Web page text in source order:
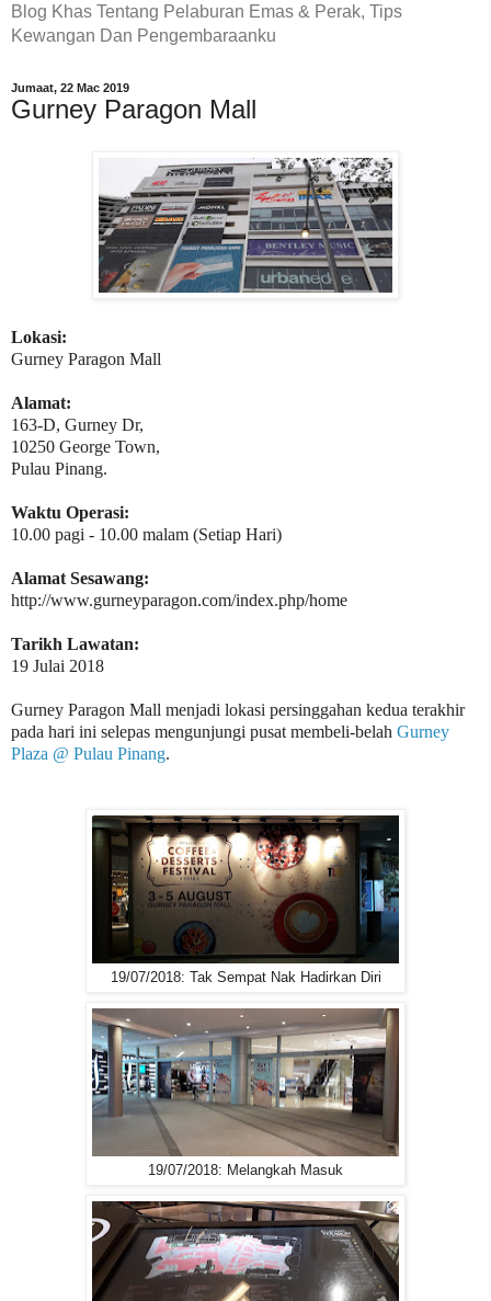
Blog Khas Tentang Pelaburan Emas & Perak, Tips
Kewangan Dan Pengembaraanku
Jumaat, 22 Mac 2019
Gurney Paragon Mall
Lokasi:
Gurney Paragon Mall
Alamat:
163-D, Gurney Dr,
10250 George Town,
Pulau Pinang.
Waktu Operasi:
10.00 pagi - 10.00 malam (Setiap Hari)
Alamat Sesawang:
http://www.gurneyparagon.com/index.php/home
Tarikh Lawatan:
19 Julai 2018
Gurney Paragon Mall menjadi lokasi persinggahan kedua terakhir
pada hari ini selepas mengunjungi pusat membeli-belah Gurney
Plaza @ Pulau Pinang.
19/07/2018: Tak Sempat Nak Hadirkan Diri
19/07/2018: Melangkah Masuk